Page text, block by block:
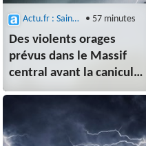
Actu.fr : Saint-Etienne • 57 minutes
Des violents orages
prévus dans le Massif
central avant la canicule
: à quoi s'attendre ?